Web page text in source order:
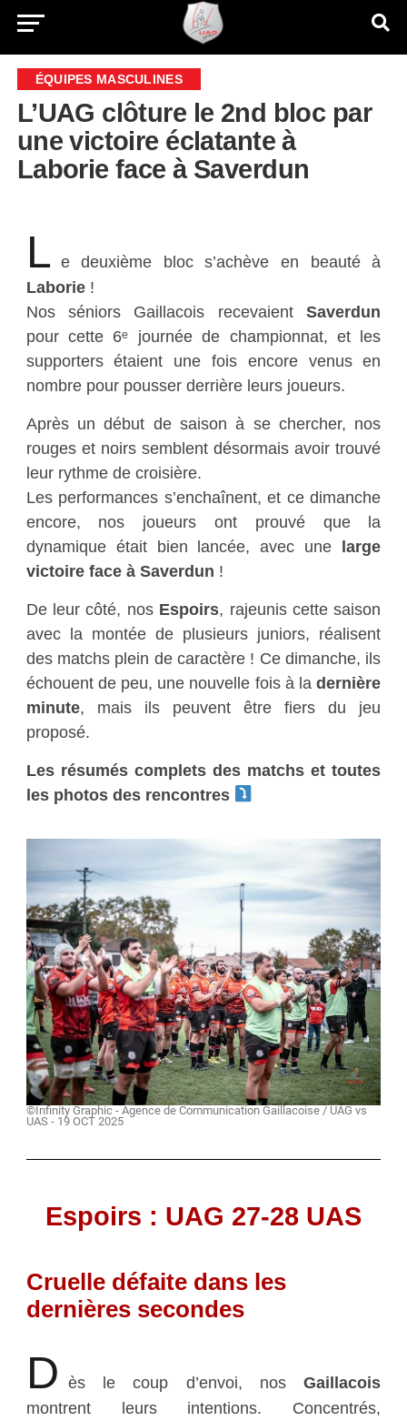
ÉQUIPES MASCULINES
L’UAG clôture le 2nd bloc par
une victoire éclatante à
Laborie face à Saverdun
L e deuxième bloc s’achève en beauté à
Laborie!
Nos séniors Gaillacois recevaientSaverdun
pour cette 6ᵉ journée de championnat, et les
supporters étaient une fois encore venus en
nombre pour pousser derrière leurs joueurs.
Après un début de saison à se chercher, nos
rouges et noirs semblent désormais avoir trouvé
leur rythme de croisière.
Les performances s’enchaînent, et ce dimanche
encore, nos joueurs ont prouvé que la
dynamique était bien lancée, avec une large
victoire face à Saverdun !
De leur côté, nos Espoirs, rajeunis cette saison
avec la montée de plusieurs juniors, réalisent
des matchs plein de caractère ! Ce dimanche, ils
échouent de peu, une nouvelle fois à ladernière
minute, mais ils peuvent être fiers du jeu
proposé.
Les résumés complets des matchs et toutes
les photos des rencontres
©Infinity Graphic - Agence de Communication Gaillacoise / UAG vs
UAS - 19 OCT 2025
Espoirs : UAG 27-28 UAS
Cruelle défaite dans les
dernières secondes
D ès le coup d’envoi, nosGaillacois
montrent leurs intentions. Concentrés,